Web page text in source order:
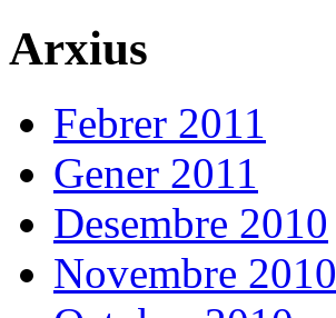
Arxius
Febrer 2011
Gener 2011
Desembre 2010
Novembre 2010